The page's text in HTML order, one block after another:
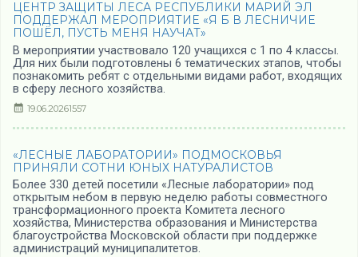
ЦЕНТР ЗАЩИТЫ ЛЕСА РЕСПУБЛИКИ МАРИЙ ЭЛ
ПОДДЕРЖАЛ МЕРОПРИЯТИЕ «Я Б В ЛЕСНИЧИЕ
ПОШЁЛ, ПУСТЬ МЕНЯ НАУЧАТ»
В мероприятии участвовало 120 учащихся с 1 по 4 классы.
Для них были подготовлены 6 тематических этапов, чтобы
познакомить ребят с отдельными видами работ, входящих
в сферу лесного хозяйства.
19.06.20261557
«ЛЕСНЫЕ ЛАБОРАТОРИИ» ПОДМОСКОВЬЯ
ПРИНЯЛИ СОТНИ ЮНЫХ НАТУРАЛИСТОВ
Более 330 детей посетили «Лесные лаборатории» под
открытым небом в первую неделю работы совместного
трансформационного проекта Комитета лесного
хозяйства, Министерства образования и Министерства
благоустройства Московской области при поддержке
администраций муниципалитетов.